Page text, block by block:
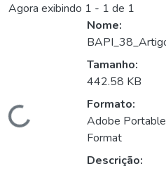
Agora exibindo 1 - 1 de 1
Nome:
Tamanho:
442.58 KB
Formato:
Adobe
Format
Descrição: